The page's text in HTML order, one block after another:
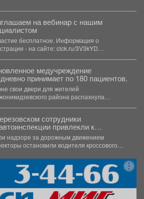
на вебинар с нашим
бесплатное. Информация о
- на сайте: clck.ru/3V3kYD
медучреждение
принимает по 180 пациентов.
свои двери для жителей
района распахнула
сотрудники
привлекли к
водителя мотоцикла,
права управления
надзоре за дорожным движением
остановили водителя кроссового